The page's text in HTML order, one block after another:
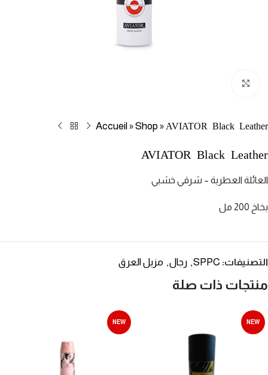
Accueil »Shop» AVIATOR Black Leather
AVIATOR Black Leather
العائلة العطرية – شرقي خشبي
بخاخ 200 مل
التصنيفات: SPPC
, رجال, مزيل العرق
منتجات ذات صلة
NEW
NEW